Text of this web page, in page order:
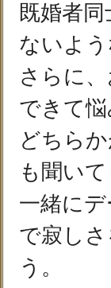
既婚者
ないよ
さらに
できて悩
どちら
も聞いて
一緒に
で寂し
う。